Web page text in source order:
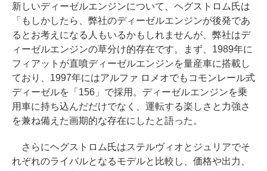
新しいディーゼルエンジンについて、ヘグストロム氏は
「もしかしたら、弊社のディーゼルエンジンが後発であ
るとお考えになる人もいるかもしれませんが、弊社はデ
ィーゼルエンジンの草分け的存在です。まず、1989年に
フィアットが直噴ディーゼルエンジンを量産車に搭載し
ており、1997年にはアルファ ロメオでもコモンレール式
ディーゼルを「156」で採用。ディーゼルエンジンを乗
用車に持ち込んだだけでなく、運転する楽しさと力強さ
を兼ね備えた画期的な存在にしたと語った。
さらにヘグストロム氏はステルヴィオとジュリアでそ
れぞれのライバルとなるモデルと比較し、価格や出力、